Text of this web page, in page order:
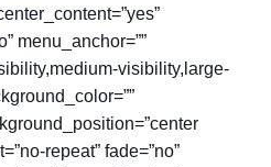
menu_anchor=””
visibility,large-
repeat” fade=”no”